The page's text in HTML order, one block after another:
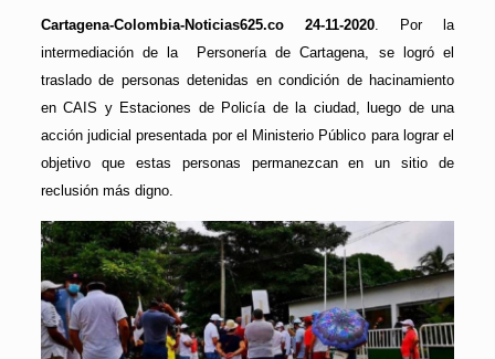
Cartagena-Colombia-Noticias625.co 24-11-2020. Por la
intermediación de la Personería de Cartagena, se logró el
traslado de personas detenidas en condición de hacinamiento
en CAIS y Estaciones de Policía de la ciudad, luego de una
acción judicial presentada por el Ministerio Público para lograr el
objetivo que estas personas permanezcan en un sitio de
reclusión más digno.